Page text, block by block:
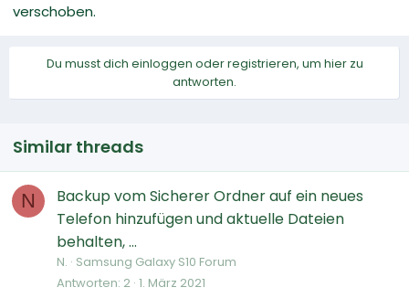
verschoben.
Du musst dich einloggen oder registrieren, um hier zu
antworten.
Similar threads
N
Backup vom Sicherer Ordner auf ein neues
Telefon hinzufügen und aktuelle Dateien
behalten, ...
N. Samsung Galaxy S10 Forum
Antworten 2 1. März 2021